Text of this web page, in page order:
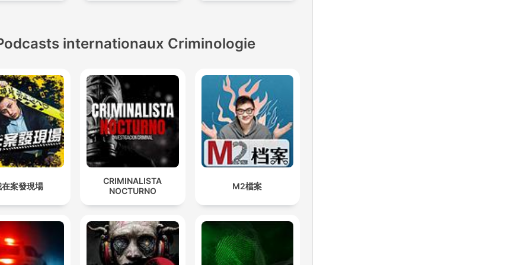
internationaux Criminologie
在案發現場
CRIMINALISTA
NOCTURNO
M2檔案